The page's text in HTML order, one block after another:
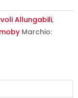
Allungabili,
Marchio: